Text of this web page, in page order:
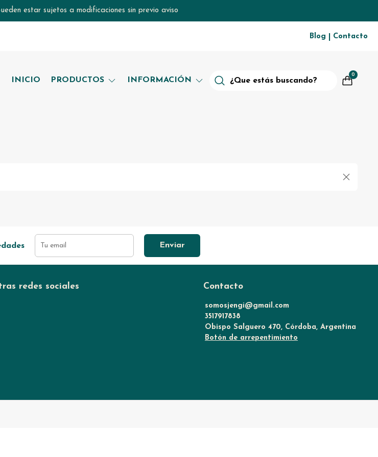
estar sujetos a modificaciones sin previo aviso
Blog Contacto
INICIO PRODUCTOS INFORMACIÓN
0
Enviar
redes sociales Contacto
somosjengi@gmail.com
3517917838
Obispo Salguero 470, Córdoba, Argentina
Botón de arrepentimiento